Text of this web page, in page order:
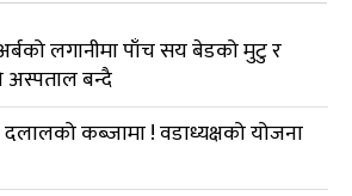
लगानीमा पाँच सय बेडको मुटु र
अस्पताल बन्दै
कब्जामा ! वडाध्यक्षको योजना